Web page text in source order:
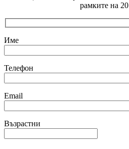
рамките на 20
Име
Телефон
Email
Възрастни